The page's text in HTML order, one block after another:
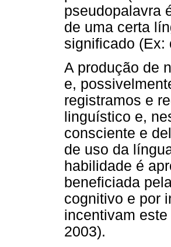
pseudopalavra
de uma certa
significado (Ex:
A produção de
e,
registramos e
linguístico e,
consciente e
de uso da
habilidade é
beneficiada
cognitivo e por
incentivam
2003).